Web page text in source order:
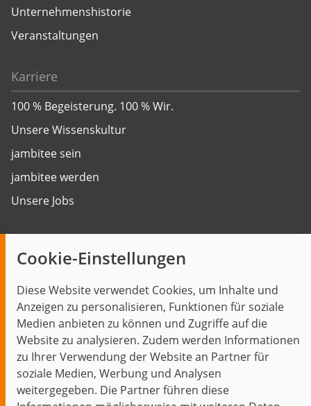
Cookie-Einstellungen
Diese Website verwendet Cookies, um Inhalte und
Anzeigen zu personalisieren, Funktionen für soziale
Medien anbieten zu können und Zugriffe auf die
Website zu analysieren. Zudem werden Informationen
zu Ihrer Verwendung der Website an Partner für
soziale Medien, Werbung und Analysen
weitergegeben. Die Partner führen diese
Unternehmenshistorie
Veranstaltungen
Karriere
100 % Begeisterung. 100 % Wir.
Unsere Wissenskultur
jambitee sein
jambitee werden
Unsere Jobs
Themen im Fokus
Events
Start Datenschutz Impressum Kontakt